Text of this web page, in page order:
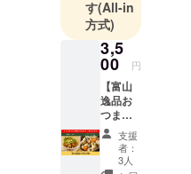
る立山連峰
と天然のい
けすと称さ
れる富山湾
そんな自然
豊かな地で
活躍する生
産者の方々
す(All-in
方式)
3,5
00 円
【富山
逸品お
つまみ2
種】 富
山湾で
は、全
支援
者：
3人